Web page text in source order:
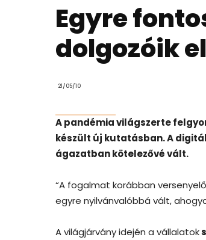
Egyre
dolgozóik
21/05/10
A pandémia világszerte
készült új kutatásban. A
ágazatban kötelezővé vált.
“A fogalmat korábban
egyre nyilvánvalóbbá vált,
A világjárvány idején a vállalatok